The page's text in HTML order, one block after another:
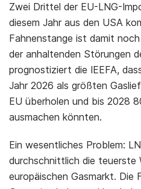
Zwei Drittel der EU-LNG-
diesem Jahr aus den USA
Fahnenstange ist damit
der anhaltenden Störungen
prognostiziert die IEEFA,
Jahr 2026 als größten
EU überholen und bis 2028
ausmachen könnten.
Ein wesentliches Problem:
durchschnittlich die teuerste
europäischen Gasmarkt. Die